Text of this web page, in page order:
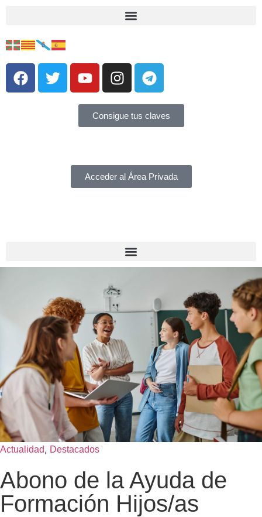
Consigue tus claves
Acceder al Área Privada
Actualidad, Destacados
Abono de la Ayuda de
Formación Hijos/as